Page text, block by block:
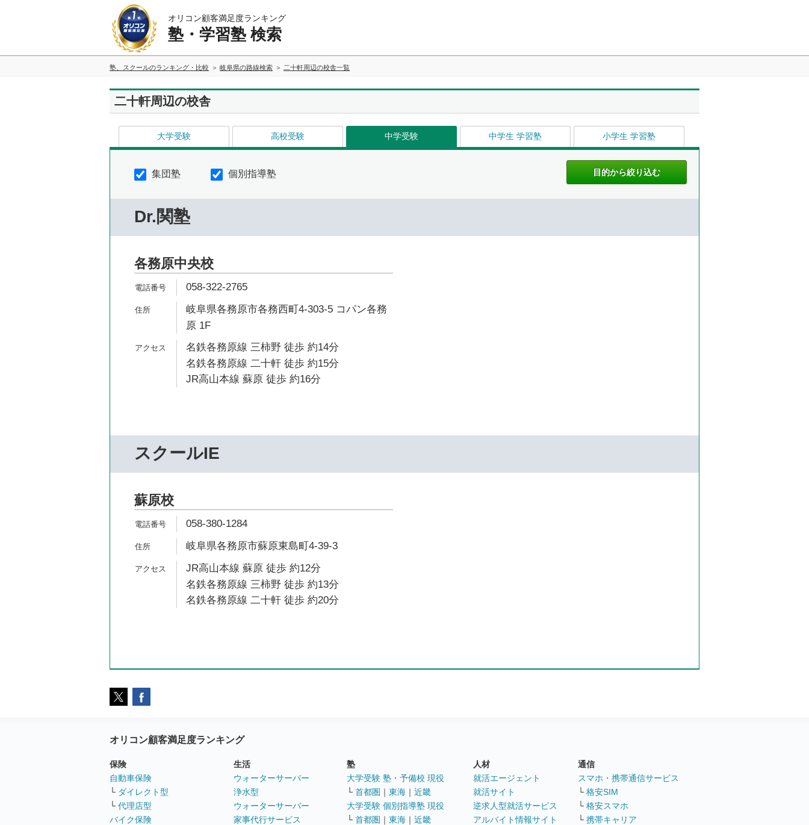
オリコン顧客満足度ランキング
塾・学習塾 検索
塾、スクールのランキング・比較 岐阜県の路線検索 二十軒周辺の校舎一覧
二十軒周辺の校舎
大学受験 高校受験 中学受験 中学生 学習塾 小学生 学習塾
集団塾 個別指導塾
Dr.関塾
各務原中央校
058-322-2765
岐阜県各務原市各務西町4-303-5 コパン各務
原 1F
名鉄各務原線 三柿野 徒歩 約14分
名鉄各務原線 二十軒 徒歩 約15分
JR高山本線 蘇原 徒歩 約16分
スクールIE
蘇原校
058-380-1284
岐阜県各務原市蘇原東島町4-39-3
JR高山本線 蘇原 徒歩 約12分
名鉄各務原線 三柿野 徒歩 約13分
名鉄各務原線 二十軒 徒歩 約20分
オリコン顧客満足度ランキング
保険
自動車保険
└ ダイレクト型
└ 代理店型
バイク保険
生活
ウォーターサーバー
浄水型
ウォーターサーバー
家事代行サービス
塾
大学受験 塾・予備校 現役
└ 首都圏 ｜ 東海 ｜ 近畿
大学受験 個別指導塾 現役
└ 首都圏 ｜ 東海 ｜ 近畿
人材
就活エージェント
就活サイト
逆求人型就活サービス
アルバイト情報サイト
通信
スマホ・携帯通信サービス
└ 格安SIM
└ 格安スマホ
└ 携帯キャリア